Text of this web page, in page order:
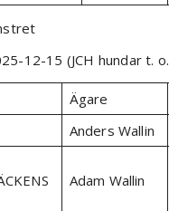
12-15 (JCH hundar t.
Ägare
Anders Wallin
Adam Wallin